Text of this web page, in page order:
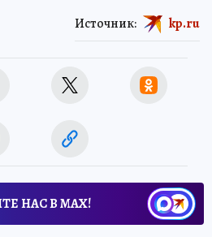
Источник: kp.ru
НАС В МАХ!